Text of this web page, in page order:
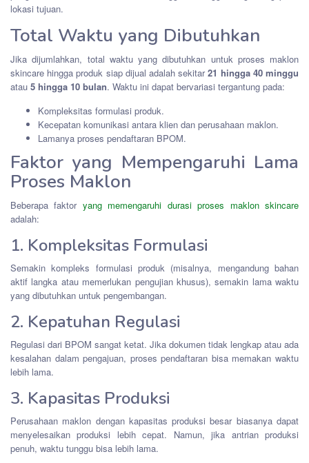
lokasi tujuan.
Total Waktu yang Dibutuhkan
Jika dijumlahkan, total waktu yang dibutuhkan untuk proses maklon
skincare hingga produk siap dijual adalah sekitar21 hingga 40 minggu
atau 5 hingga 10 bulan. Waktu ini dapat bervariasi tergantung pada:
Kompleksitas formulasi produk.
Kecepatan komunikasi antara klien dan perusahaan maklon.
Lamanya proses pendaftaran BPOM.
Faktor yang Mempengaruhi Lama
Proses Maklon
Beberapa faktor yang memengaruhi durasi proses maklon skincare
adalah:
1. Kompleksitas Formulasi
Semakin kompleks formulasi produk (misalnya, mengandung bahan
aktif langka atau memerlukan pengujian khusus), semakin lama waktu
yang dibutuhkan untuk pengembangan.
2. Kepatuhan Regulasi
Regulasi dari BPOM sangat ketat. Jika dokumen tidak lengkap atau ada
kesalahan dalam pengajuan, proses pendaftaran bisa memakan waktu
lebih lama.
3. Kapasitas Produksi
Perusahaan maklon dengan kapasitas produksi besar biasanya dapat
menyelesaikan produksi lebih cepat. Namun, jika antrian produksi
penuh, waktu tunggu bisa lebih lama.